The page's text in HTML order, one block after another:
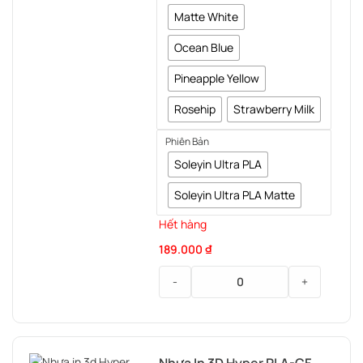
Matte White
Ocean Blue
Pineapple Yellow
Rosehip
Strawberry Milk
Phiên Bản
Soleyin Ultra PLA
Soleyin Ultra PLA Matte
Hết hàng
- +
189.000 ₫